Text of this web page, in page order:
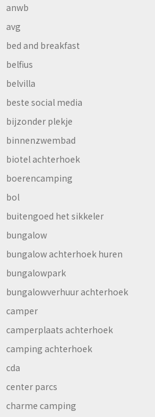
anwb
avg
bed and breakfast
belfius
belvilla
beste social media
bijzonder plekje
binnenzwembad
biotel achterhoek
boerencamping
bol
buitengoed het sikkeler
bungalow
bungalow achterhoek huren
bungalowpark
bungalowverhuur achterhoek
camper
camperplaats achterhoek
camping achterhoek
cda
center parcs
charme camping